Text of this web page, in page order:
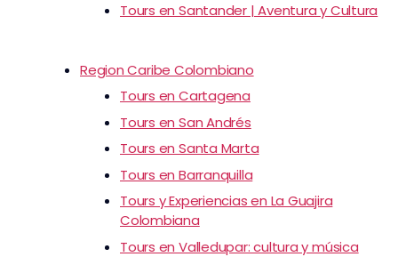
Tours en Santander | Aventura y Cultura
Region Caribe Colombiano
Tours en Cartagena
Tours en San Andrés
Tours en Santa Marta
Tours en Barranquilla
Tours y Experiencias en La Guajira
Colombiana
Tours en Valledupar: cultura y música